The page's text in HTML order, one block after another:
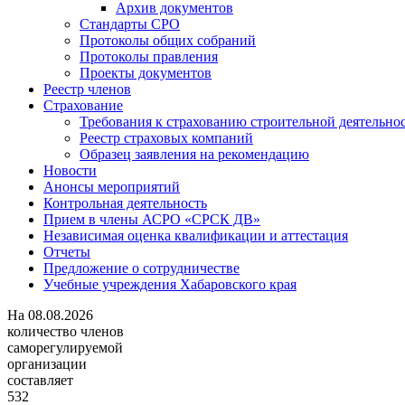
Архив документов
Стандарты СРО
Протоколы общих собраний
Протоколы правления
Проекты документов
Реестр членов
Страхование
Требования к страхованию строительной
Реестр страховых компаний
Образец заявления на рекомендацию
Новости
Анонсы мероприятий
Контрольная деятельность
Прием в члены АСРО «СРСК ДВ»
Независимая оценка квалификации и аттестация
Отчеты
Предложение о сотрудничестве
Учебные учреждения Хабаровского края
На 08.08.2026
количество членов
саморегулируемой
организации
составляет
532